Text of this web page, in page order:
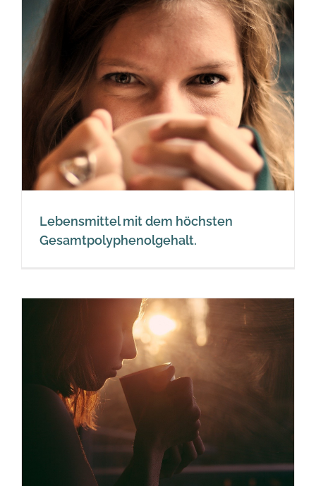
Lebensmittel mit dem höchsten
Gesamtpolyphenolgehalt.